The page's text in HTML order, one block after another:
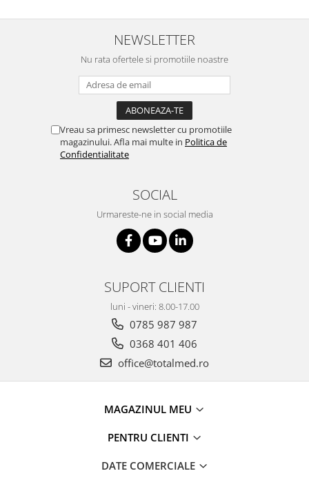
NEWSLETTER
Nu rata ofertele si promotiile noastre
Vreau sa primesc newsletter cu promotiile
magazinului. Afla mai multe in Politica de
Confidentialitate
SOCIAL
Urmareste-ne in social media
SUPORT CLIENTI
luni - vineri: 8.00-17.00
0785 987 987
0368 401 406
office@totalmed.ro
MAGAZINUL MEU
PENTRU CLIENTI
DATE COMERCIALE